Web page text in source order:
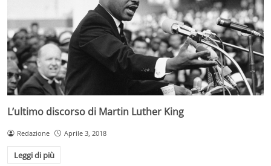
L’ultimo discorso di Martin Luther King
Redazione Aprile 3, 2018
Leggi di più